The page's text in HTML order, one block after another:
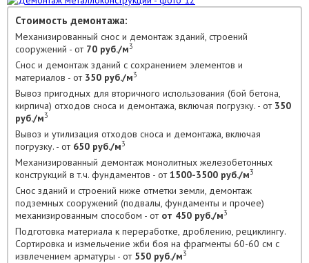
Стоимость демонтажа:
Механизированный снос и демонтаж зданий, строений
сооружений - от 70 руб./м3
Снос и демонтаж зданий с сохранением элементов и
материалов - от 350 руб./м3
Вывоз пригодных для вторичного использования (бой бетона,
кирпича) отходов сноса и демонтажа, включая погрузку. - от 350
руб./м3
Вывоз и утилизация отходов сноса и демонтажа, включая
погрузку. - от 650 руб./м3
Механизированный демонтаж монолитных железобетонных
конструкций в т.ч. фундаментов - от1500-3500 руб./м3
Снос зданий и строений ниже отметки земли, демонтаж
подземных сооружений (подвалы, фундаменты и прочее)
механизированным способом - от от 450 руб./м3
Подготовка материала к переработке, дроблению, рециклингу.
Сортировка и измельчение жби боя на фрагменты 60-60 см с
извлечением арматуры - от 550 руб./м3